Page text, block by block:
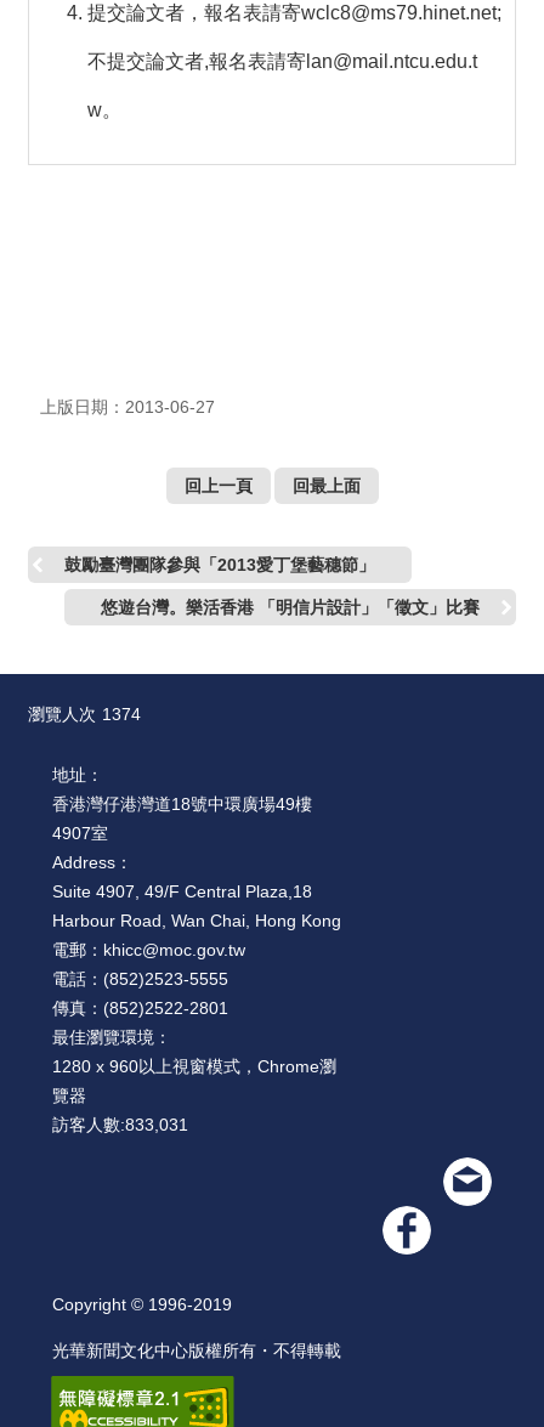
提交論文者，報名表請寄wclc8@ms79.hinet.net;
不提交論文者,報名表請寄 lan@mail.ntcu.edu.t
w。
上版日期：2013-06-27
回上一頁 回最上面
鼓勵臺灣團隊參與「2013愛丁堡藝穗節」
悠遊台灣。樂活香港 「明信片設計」「徵文」比賽
瀏覽人次 1374
地址：
香港灣仔港灣道18號中環廣場49樓
4907室
Address：
Suite 4907, 49/F Central Plaza,18
Harbour Road, Wan Chai, Hong Kong
電郵： khicc@moc.gov.tw
電話： (852)2523-5555
傳真： (852)2522-2801
最佳瀏覽環境：
1280 x 960以上視窗模式，Chrome瀏
覽器
訪客人數:833,031
Copyright © 1996-2019
光華新聞文化中心版權所有・不得轉載